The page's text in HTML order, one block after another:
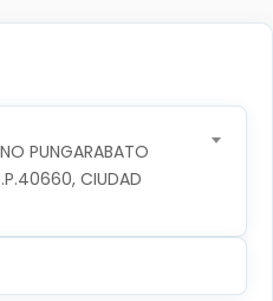
PUNGARABATO
CIUDAD